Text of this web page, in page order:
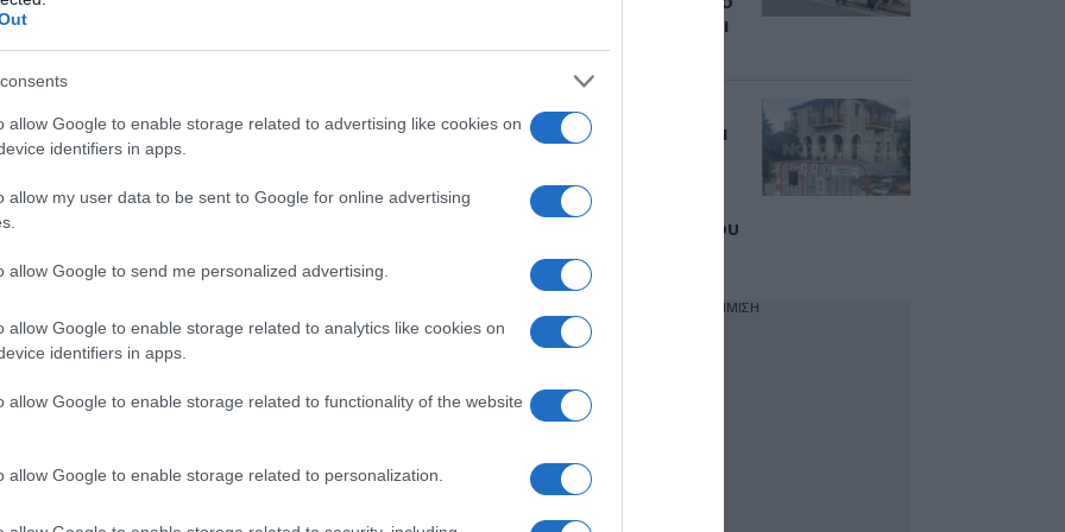
allow Google to enable storage related to advertising like cookies on
identifiers in apps.
allow my user data to be sent to Google for online advertising
allow Google to send me personalized advertising.
allow Google to enable storage related to analytics like cookies on
identifiers in apps.
allow Google to enable storage related to functionality of the website
allow Google to enable storage related to personalization.
ως προτεινόμενη
στην πρώτη γραμμή ενός
του” λένε οι κάτοικοι
για τον 55χρονο
Μυστράς: Ο
55χρονος είχε ζώσει
αλυσίδες το
ξενοδοχείο όπου
έκρυβε το πτώμα του
ΔΙΑΦΗΜΙΣΗ